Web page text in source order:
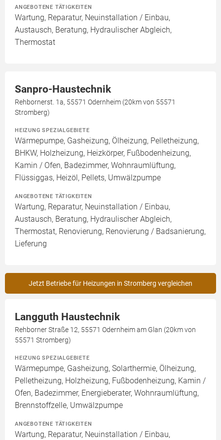
ANGEBOTENE TÄTIGKEITEN
Wartung, Reparatur, Neuinstallation / Einbau,
Austausch, Beratung, Hydraulischer Abgleich,
Thermostat
Sanpro-Haustechnik
Rehbornerst. 1a, 55571 Odernheim (20km von 55571
Stromberg)
HEIZUNG SPEZIALGEBIETE
Wärmepumpe, Gasheizung, Ölheizung, Pelletheizung,
BHKW, Holzheizung, Heizkörper, Fußbodenheizung,
Kamin / Ofen, Badezimmer, Wohnraumlüftung,
Flüssiggas, Heizöl, Pellets, Umwälzpumpe
ANGEBOTENE TÄTIGKEITEN
Wartung, Reparatur, Neuinstallation / Einbau,
Austausch, Beratung, Hydraulischer Abgleich,
Thermostat, Renovierung, Renovierung / Badsanierung,
Lieferung
Jetzt Betriebe für Heizungen in Stromberg vergleichen
Langguth Haustechnik
Rehborner Straße 12, 55571 Odernheim am Glan (20km von
55571 Stromberg)
HEIZUNG SPEZIALGEBIETE
Wärmepumpe, Gasheizung, Solarthermie, Ölheizung,
Pelletheizung, Holzheizung, Fußbodenheizung, Kamin /
Ofen, Badezimmer, Energieberater, Wohnraumlüftung,
Brennstoffzelle, Umwälzpumpe
ANGEBOTENE TÄTIGKEITEN
Wartung, Reparatur, Neuinstallation / Einbau,